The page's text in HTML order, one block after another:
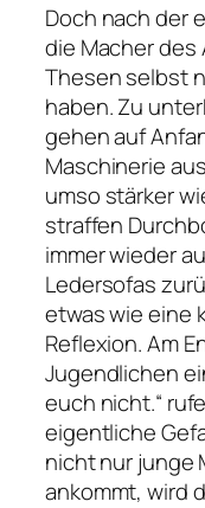
Doch nach der
die Macher
Thesen selbst
haben. Zu
gehen auf
Maschinerie
umso stärker
straffen
immer wieder
Ledersofas
etwas wie eine
Reflexion. Am
Jugendlichen
euch nicht.“
eigentliche
nicht nur junge
ankommt, wird